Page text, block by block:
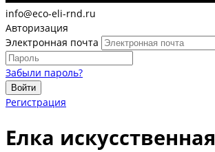
info@eco-eli-rnd.ru
Авторизация
Электронная почта
Забыли пароль?
Войти
Регистрация
Елка искусственная